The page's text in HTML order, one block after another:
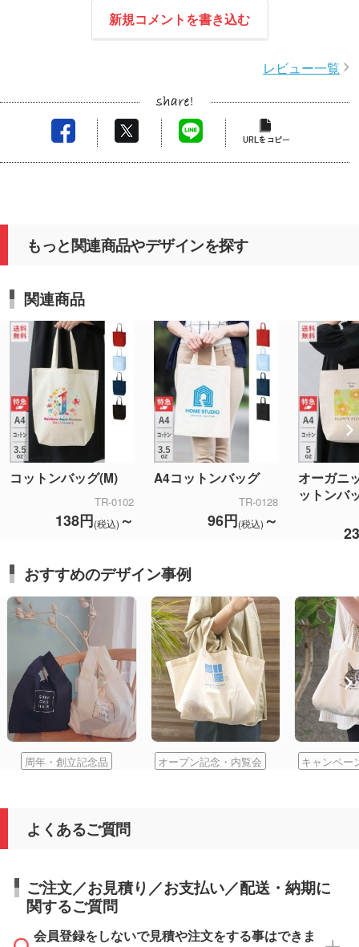
新規コメントを書き込む
レビュー一覧
もっと関連商品やデザインを探す
関連商品
コットンバッグ(M)
TR-0102
138円(税込) ～
A4コットンバッグ
TR-0128
96円(税込) ～
オーガニ
ットンバ
おすすめのデザイン事例
周年・創立記念品 オープン記念・内覧会 キャンペー
よくあるご質問
ご注文／お見積り／お支払い／配送・納期に
関するご質問
会員登録をしないで見積や注文をする事はできま